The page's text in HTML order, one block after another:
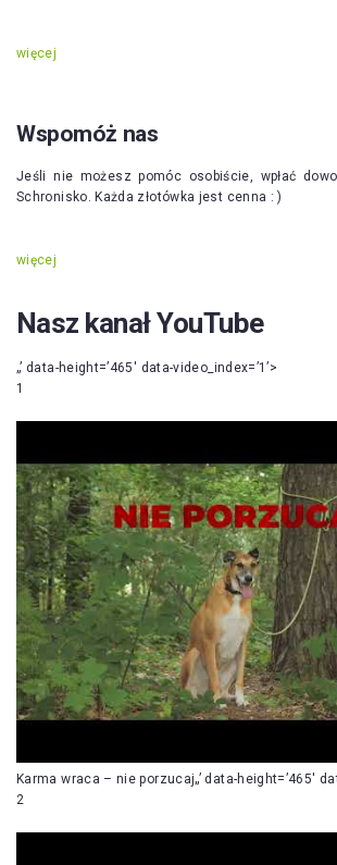
więcej
Wspomóż nas
Jeśli nie możesz pomóc osobiście, wpłać
Schronisko. Każda złotówka jest cenna : )
więcej
Nasz kanał YouTube
„’ data-height=’465′ data-video_index=’1’>
1
Karma wraca – nie porzucaj„’ data-height=’465′
2